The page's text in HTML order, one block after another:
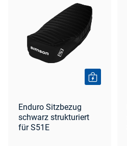
Enduro Sitzbezug
schwarz strukturiert
für S51E